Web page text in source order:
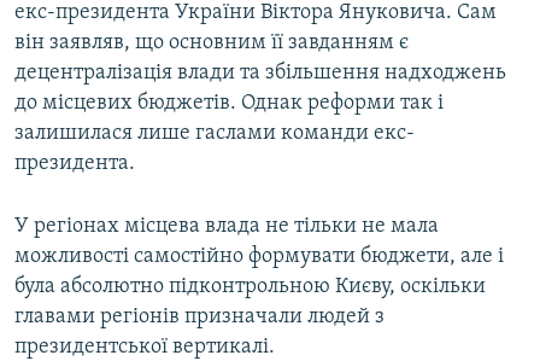
екс-президента України Віктора Януковича. Сам
він заявляв, що основним її завданням є
децентралізація влади та збільшення надходжень
до місцевих бюджетів. Однак реформи так і
залишилася лише гаслами команди екс-
президента.
У регіонах місцева влада не тільки не мала
можливості самостійно формувати бюджети, але і
була абсолютно підконтрольною Києву, оскільки
главами регіонів призначали людей з
президентської вертикалі.